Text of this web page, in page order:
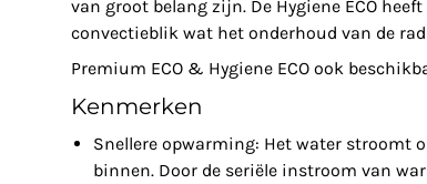
van groot belang zijn. De Hygiene ECO
convectieblik wat het onderhoud van de
Premium ECO & Hygiene ECO ook
Kenmerken
Snellere opwarming: Het water stroomt
binnen. Door de seriële instroom van